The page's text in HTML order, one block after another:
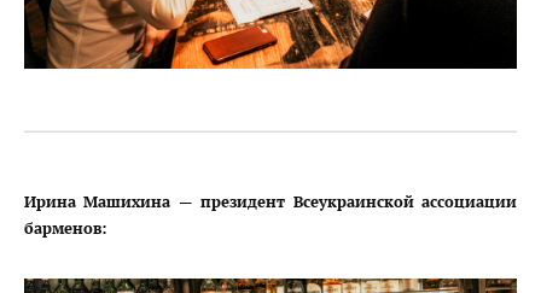
Ирина Машихина — президент Всеукраинской ассоциации
барменов: